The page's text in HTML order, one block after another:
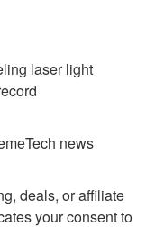
laser light
news
deals, or affiliate
your consent to